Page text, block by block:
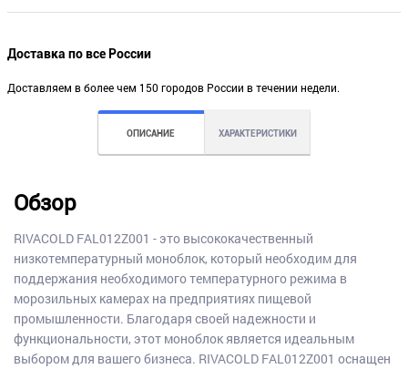
Доставка по все России
Доставляем в более чем 150 городов России в течении недели.
ОПИСАНИЕ ХАРАКТЕРИСТИКИ
Обзор
RIVACOLD FAL012Z001 - это высококачественный
низкотемпературный моноблок, который необходим для
поддержания необходимого температурного режима в
морозильных камерах на предприятиях пищевой
промышленности. Благодаря своей надежности и
функциональности, этот моноблок является идеальным
выбором для вашего бизнеса. RIVACOLD FAL012Z001 оснащен